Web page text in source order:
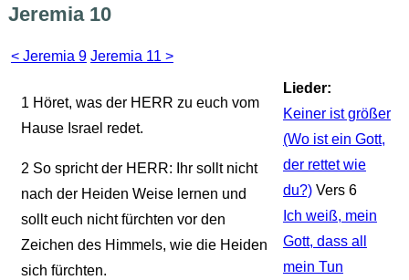
Jeremia 10
< Jeremia 9 Jeremia 11 >
1 Höret, was der HERR zu euch vom
Hause Israel redet.
2 So spricht der HERR: Ihr sollt nicht
nach der Heiden Weise lernen und
sollt euch nicht fürchten vor den
Zeichen des Himmels, wie die Heiden
sich fürchten.
Lieder:
Keiner ist größer
(Wo ist ein Gott,
der rettet wie
du?) Vers 6
Ich weiß, mein
Gott, dass all
mein Tun